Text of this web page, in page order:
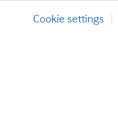
Cookie settings